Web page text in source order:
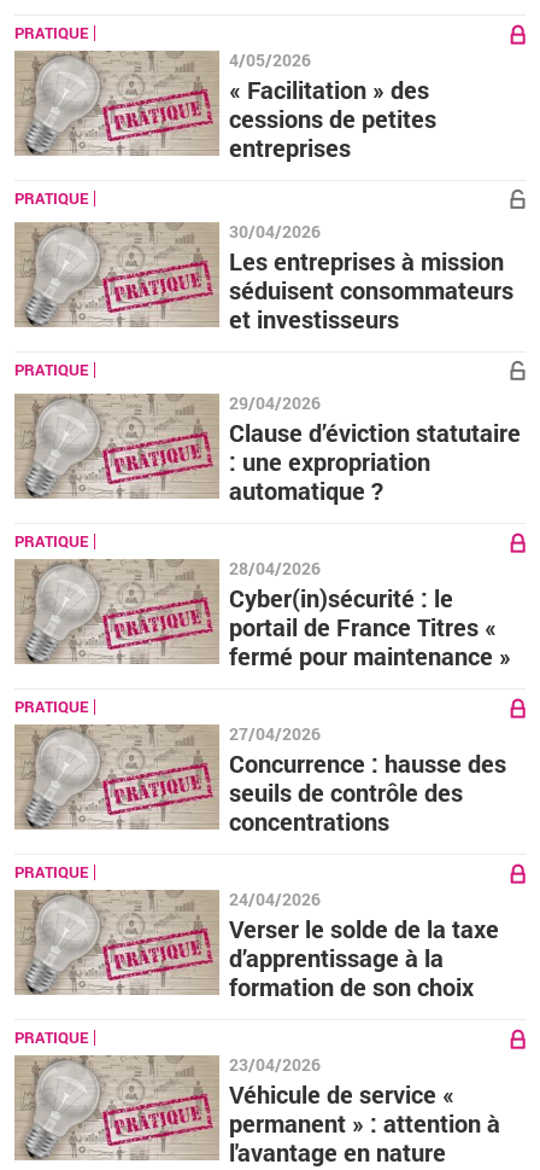
PRATIQUE
4/05/2026
« Facilitation » des
cessions de petites
entreprises
PRATIQUE
30/04/2026
Les entreprises à mission
séduisent consommateurs
et investisseurs
PRATIQUE
29/04/2026
Clause d’éviction statutaire
: une expropriation
automatique ?
PRATIQUE
28/04/2026
Cyber(in)sécurité : le
portail de France Titres «
fermé pour maintenance »
PRATIQUE
27/04/2026
Concurrence : hausse des
seuils de contrôle des
concentrations
PRATIQUE
24/04/2026
Verser le solde de la taxe
d’apprentissage à la
formation de son choix
PRATIQUE
23/04/2026
Véhicule de service «
permanent » : attention à
l'avantage en nature